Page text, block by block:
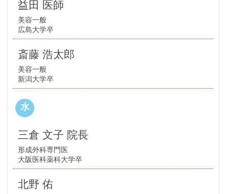
益田 医師
美容一般
広島大学卒
斎藤 浩太郎
美容一般
新潟大学卒
水
三倉 文子 院長
形成外科専門医
大阪医科薬科大学卒
北野 佑